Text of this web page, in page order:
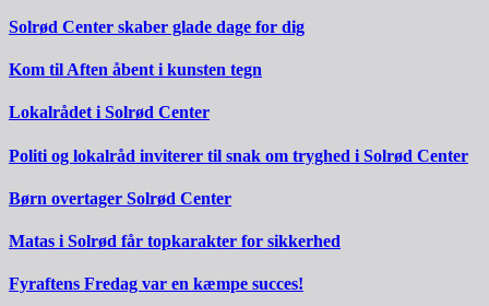
Solrød Center skaber glade dage for dig
Kom til Aften åbent i kunsten tegn
Lokalrådet i Solrød Center
Politi og lokalråd inviterer til snak om tryghed i Solrød Center
Børn overtager Solrød Center
Matas i Solrød får topkarakter for sikkerhed
Fyraftens Fredag var en kæmpe succes!